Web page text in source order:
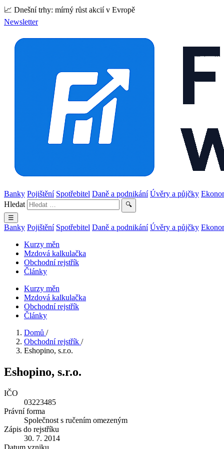
📈 Dnešní trhy: mírný růst akcií v Evropě
Newsletter
Banky Pojištění Spotřebitel Daně a podnikání Úvěry a půjčky
Hledat
🔍
☰
Banky Pojištění Spotřebitel Daně a podnikání Úvěry a půjčky
Kurzy měn
Mzdová kalkulačka
Obchodní rejstřík
Články
Kurzy měn
Mzdová kalkulačka
Obchodní rejstřík
Články
Domů /
Obchodní rejstřík /
Eshopino, s.r.o.
Eshopino, s.r.o.
IČO
03223485
Právní forma
Společnost s ručením omezeným
Zápis do rejstříku
30. 7. 2014
Datum vzniku